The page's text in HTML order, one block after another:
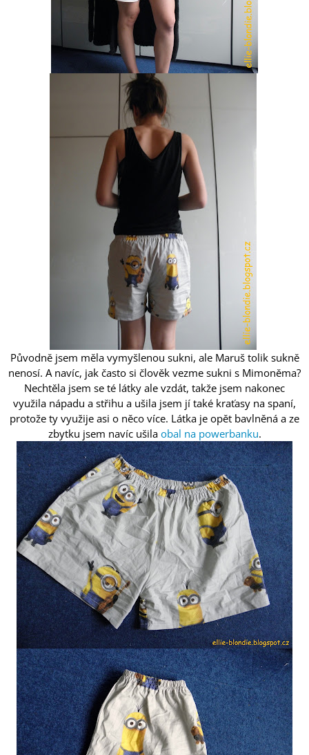
Původně jsem měla vymyšlenou sukni, ale Maruš tolik sukně
nenosí. A navíc, jak často si člověk vezme sukni s Mimoněma?
Nechtěla jsem se té látky ale vzdát, takže jsem nakonec
využila nápadu a střihu a ušila jsem jí také kraťasy na spaní,
protože ty využije asi o něco více. Látka je opět bavlněná a ze
zbytku jsem navíc ušila obal na powerbanku.